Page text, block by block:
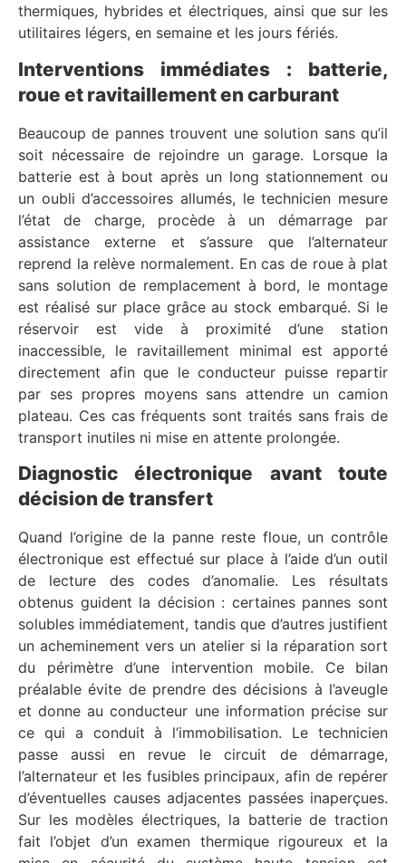
thermiques, hybrides et électriques, ainsi que sur les
utilitaires légers, en semaine et les jours fériés.
Interventions immédiates : batterie,
roue et ravitaillement en carburant
Beaucoup de pannes trouvent une solution sans qu’il
soit nécessaire de rejoindre un garage. Lorsque la
batterie est à bout après un long stationnement ou
un oubli d’accessoires allumés, le technicien mesure
l’état de charge, procède à un démarrage par
assistance externe et s’assure que l’alternateur
reprend la relève normalement. En cas de roue à plat
sans solution de remplacement à bord, le montage
est réalisé sur place grâce au stock embarqué. Si le
réservoir est vide à proximité d’une station
inaccessible, le ravitaillement minimal est apporté
directement afin que le conducteur puisse repartir
par ses propres moyens sans attendre un camion
plateau. Ces cas fréquents sont traités sans frais de
transport inutiles ni mise en attente prolongée.
Diagnostic électronique avant toute
décision de transfert
Quand l’origine de la panne reste floue, un contrôle
électronique est effectué sur place à l’aide d’un outil
de lecture des codes d’anomalie. Les résultats
obtenus guident la décision : certaines pannes sont
solubles immédiatement, tandis que d’autres justifient
un acheminement vers un atelier si la réparation sort
du périmètre d’une intervention mobile. Ce bilan
préalable évite de prendre des décisions à l’aveugle
et donne au conducteur une information précise sur
ce qui a conduit à l’immobilisation. Le technicien
passe aussi en revue le circuit de démarrage,
l’alternateur et les fusibles principaux, afin de repérer
d’éventuelles causes adjacentes passées inaperçues.
Sur les modèles électriques, la batterie de traction
fait l’objet d’un examen thermique rigoureux et la